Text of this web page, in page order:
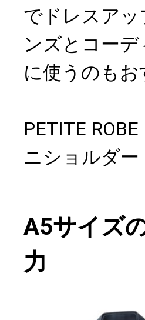
でドレスア
ンズとコー
に使うのもお
PETITE
ニショルダ
A5サイズ
力